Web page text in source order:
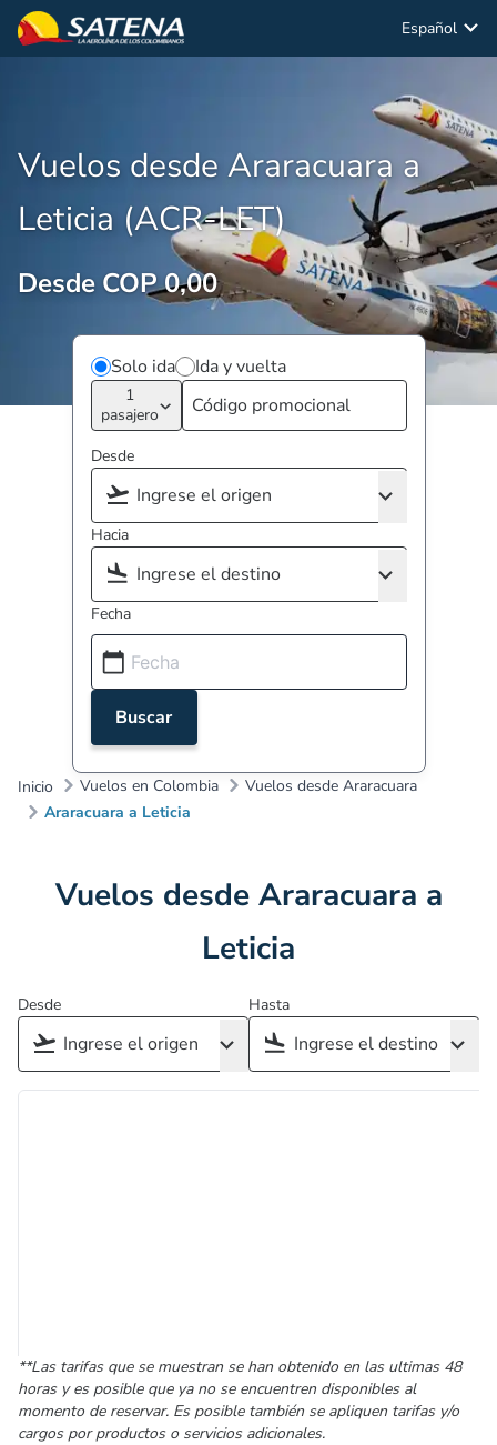
Español
Vuelos desde Araracuara a
Leticia (ACR-LET)
Desde COP 0,00
Solo ida Ida y vuelta
1
pasajero
Desde
Hacia
Fecha
Buscar
Inicio Vuelos en Colombia
Vuelos desde Araracuara
Araracuara a Leticia
Vuelos desde Araracuara a
Leticia
Desde Hasta
**Las tarifas que se muestran se han obtenido en las ultimas 48
horas y es posible que ya no se encuentren disponibles al
momento de reservar. Es posible también se apliquen tarifas y/o
cargos por productos o servicios adicionales.